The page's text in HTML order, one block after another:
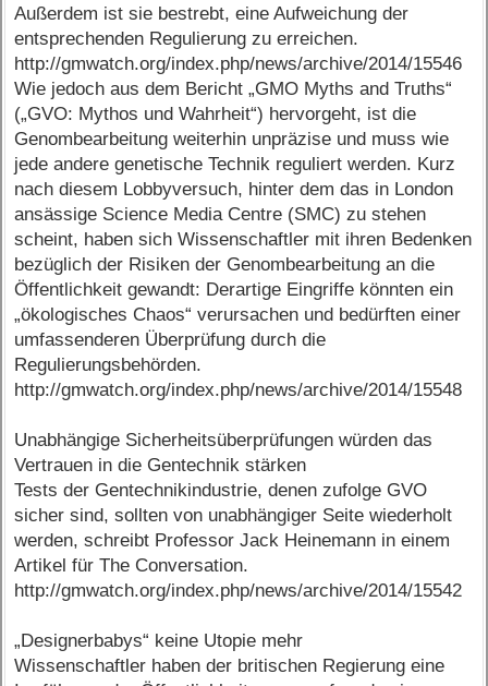
Außerdem ist sie bestrebt, eine Aufweichung der
entsprechenden Regulierung zu erreichen.
http://gmwatch.org/index.php/news/archive/2014/15546
Wie jedoch aus dem Bericht „GMO Myths and Truths“
(„GVO: Mythos und Wahrheit“) hervorgeht, ist die
Genombearbeitung weiterhin unpräzise und muss wie
jede andere genetische Technik reguliert werden. Kurz
nach diesem Lobbyversuch, hinter dem das in London
ansässige Science Media Centre (SMC) zu stehen
scheint, haben sich Wissenschaftler mit ihren Bedenken
bezüglich der Risiken der Genombearbeitung an die
Öffentlichkeit gewandt: Derartige Eingriffe könnten ein
„ökologisches Chaos“ verursachen und bedürften einer
umfassenderen Überprüfung durch die
Regulierungsbehörden.
http://gmwatch.org/index.php/news/archive/2014/15548
Unabhängige Sicherheitsüberprüfungen würden das
Vertrauen in die Gentechnik stärken
Tests der Gentechnikindustrie, denen zufolge GVO
sicher sind, sollten von unabhängiger Seite wiederholt
werden, schreibt Professor Jack Heinemann in einem
Artikel für The Conversation.
http://gmwatch.org/index.php/news/archive/2014/15542
„Designerbabys“ keine Utopie mehr
Wissenschaftler haben der britischen Regierung eine